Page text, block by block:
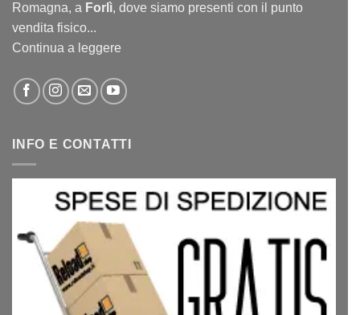
Romagna, a Forlì, dove siamo presenti con il punto
vendita fisico...
Continua a leggere
INFO E CONTATTI